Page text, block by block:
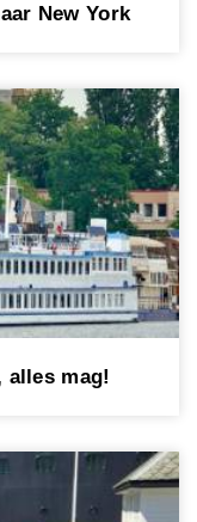
New York
mag!